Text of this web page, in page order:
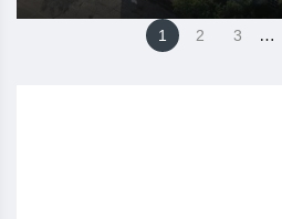
1 2 3 …